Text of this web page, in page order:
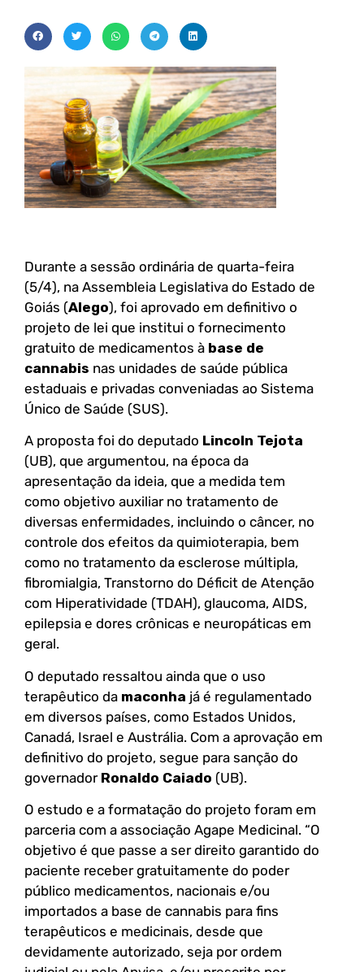
Durante a sessão ordinária de quarta-feira
(5/4), na Assembleia Legislativa do Estado de
Goiás (Alego), foi aprovado em definitivo o
projeto de lei que institui o fornecimento
gratuito de medicamentos à base de
cannabis nas unidades de saúde pública
estaduais e privadas conveniadas ao Sistema
Único de Saúde (SUS).
A proposta foi do deputado Lincoln Tejota
(UB), que argumentou, na época da
apresentação da ideia, que a medida tem
como objetivo auxiliar no tratamento de
diversas enfermidades, incluindo o câncer, no
controle dos efeitos da quimioterapia, bem
como no tratamento da esclerose múltipla,
fibromialgia, Transtorno do Déficit de Atenção
com Hiperatividade (TDAH), glaucoma, AIDS,
epilepsia e dores crônicas e neuropáticas em
geral.
O deputado ressaltou ainda que o uso
terapêutico da maconha já é regulamentado
em diversos países, como Estados Unidos,
Canadá, Israel e Austrália. Com a aprovação em
definitivo do projeto, segue para sanção do
governador Ronaldo Caiado (UB).
O estudo e a formatação do projeto foram em
parceria com a associação Agape Medicinal. “O
objetivo é que passe a ser direito garantido do
paciente receber gratuitamente do poder
público medicamentos, nacionais e/ou
importados a base de cannabis para fins
terapêuticos e medicinais, desde que
devidamente autorizado, seja por ordem